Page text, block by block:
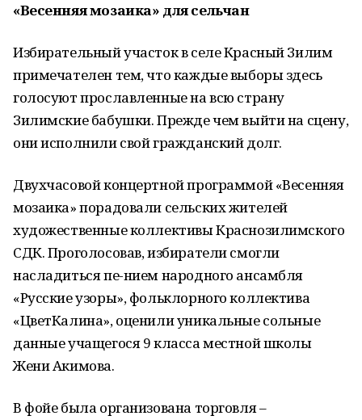
«Весенняя мозаика» для сельчан
Избирательный участок в селе Красный Зилим
примечателен тем, что каждые выборы здесь
голосуют прославленные на всю страну
Зилимские бабушки. Прежде чем выйти на сцену,
они исполнили свой гражданский долг.
Двухчасовой концертной программой «Весенняя
мозаика» порадовали сельских жителей
художественные коллективы Краснозилимского
СДК. Проголосовав, избиратели смогли
насладиться пе-нием народного ансамбля
«Русские узоры», фольклорного коллектива
«ЦветКалина», оценили уникальные сольные
данные учащегося 9 класса местной школы
Жени Акимова.
В фойе была организована торговля –